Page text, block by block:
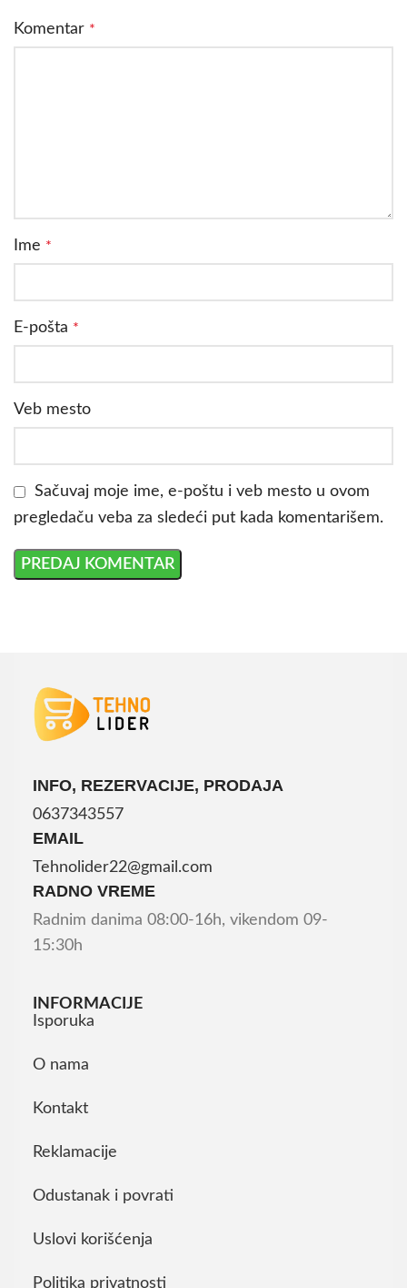
Komentar *
Ime *
E-pošta *
Veb mesto
Sačuvaj moje ime, e-poštu i veb mesto u ovom
pregledaču veba za sledeći put kada komentarišem.
INFO, REZERVACIJE, PRODAJA
0637343557
EMAIL
Tehnolider22@gmail.com
RADNO VREME
Radnim danima 08:00-16h, vikendom 09-
15:30h
INFORMACIJE
Isporuka
O nama
Kontakt
Reklamacije
Odustanak i povrati
Uslovi korišćenja
Politika privatnosti